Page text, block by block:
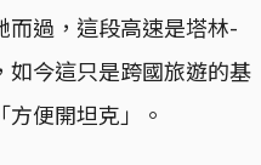
而過，這段高速是塔林-
如今這只是跨國旅遊的基
便開坦克」。